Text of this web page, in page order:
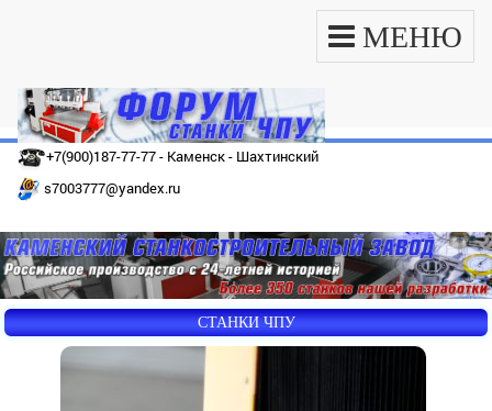
МЕНЮ
+7(900)187-77-77 - Каменск - Шахтинский
s7003777@yandex.ru
СТАНКИ ЧПУ